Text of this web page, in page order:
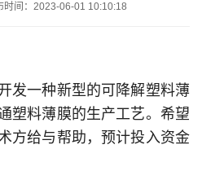
时间：2023-06-01 10:10:18
发一种新型的可降解塑料薄
塑料薄膜的生产工艺。希望
方给与帮助，预计投入资金